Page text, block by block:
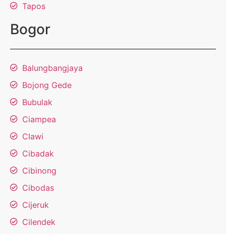
Tapos
Bogor
Balungbangjaya
Bojong Gede
Bubulak
Ciampea
CIawi
Cibadak
Cibinong
Cibodas
Cijeruk
Cilendek